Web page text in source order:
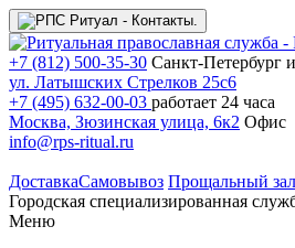
+7 (812) 500-35-30 Санкт-Петербург
ул. Латышских Стрелков 25с6
+7 (495) 632-00-03 работает 24 часа
Москва, Зюзинская улица, 6к2 Офис
info@rps-ritual.ru
ДоставкаСамовывоз Прощальный зал
Городская специализированная
Меню